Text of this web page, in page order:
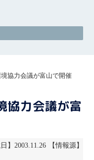
協力会議が富山で開催
協力会議が富
】2003.11.26 【情報源】